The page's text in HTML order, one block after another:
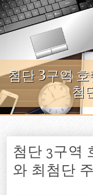
Skip to content
첨단 3구역
첨
첨단 3구역
와 최첨단